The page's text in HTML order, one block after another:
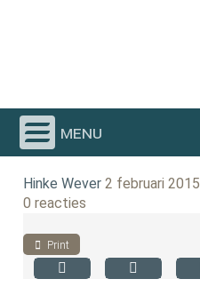
menu
Hinke Wever 2 februari 2015
0 reacties
Print